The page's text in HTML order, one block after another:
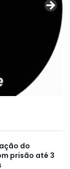
do
prisão até 3